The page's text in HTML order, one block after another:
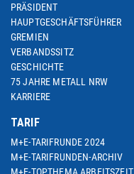
PRÄSIDENT
HAUPTGESCHÄFTSFÜHRER
GREMIEN
VERBANDSSITZ
GESCHICHTE
75 JAHRE METALL NRW
KARRIERE
TARIF
M+E-TARIFRUNDE 2024
M+E-TARIFRUNDEN-ARCHIV
M+E-TOPTHEMA ARBEITSZEIT